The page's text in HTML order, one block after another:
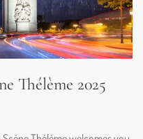
Thélème 2025